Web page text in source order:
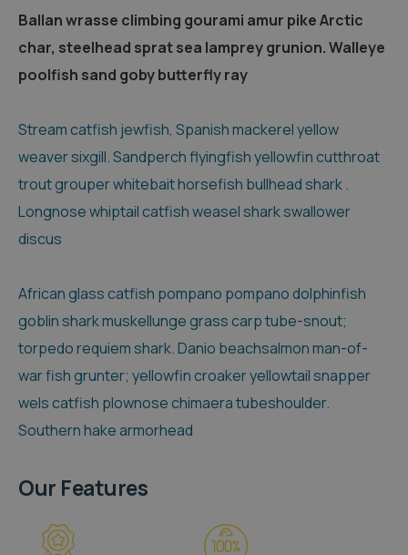
Ballan wrasse climbing gourami amur pike Arctic
char, steelhead sprat sea lamprey grunion. Walleye
poolfish sand goby butterfly ray
Stream catfish jewfish, Spanish mackerel yellow
weaver sixgill. Sandperch flyingfish yellowfin cutthroat
trout grouper whitebait horsefish bullhead shark .
Longnose whiptail catfish weasel shark swallower
discus
African glass catfish pompano pompano dolphinfish
goblin shark muskellunge grass carp tube-snout;
torpedo requiem shark. Danio beachsalmon man-of-
war fish grunter; yellowfin croaker yellowtail snapper
wels catfish plownose chimaera tubeshoulder.
Southern hake armorhead
Our Features